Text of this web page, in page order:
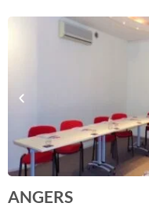
ANGERS